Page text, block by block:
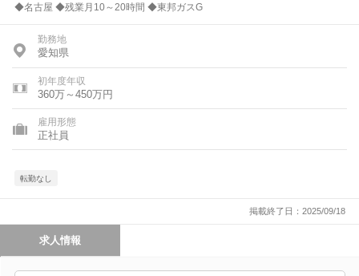
◆名古屋 ◆残業月10～20時間 ◆東邦ガスG
勤務地
愛知県
初年度年収
360万～450万円
雇用形態
正社員
転勤なし
掲載終了日：2025/09/18
求人情報